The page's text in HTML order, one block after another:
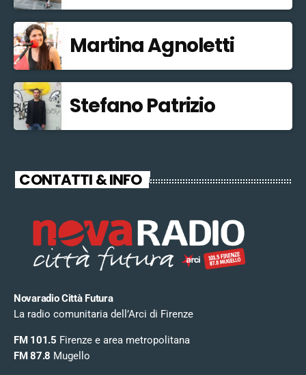
Martina Agnoletti
Stefano Patrizio
CONTATTI & INFO
Novaradio Città Futura
La radio comunitaria dell’Arci di Firenze
FM 101.5 Firenze e area metropolitana
FM 87.8 Mugello